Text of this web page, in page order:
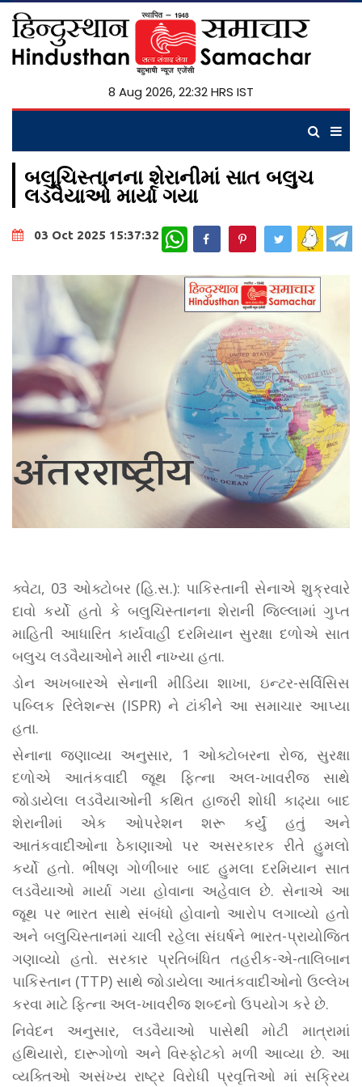
8 Aug 2026, 22:32 HRS IST
બલુચિસ્તાનના શેરાનીમાં સાત બલુચ
લડવૈયાઓ માર્યા ગયા
03 Oct 2025 15:37:32 WhatsApp
ક્વેટા, 03 ઓક્ટોબર (હિ.સ.): પાકિસ્તાની સેનાએ શુક્રવારે
દાવો કર્યો હતો કે બલુચિસ્તાનના શેરાની જિલ્લામાં ગુપ્ત
માહિતી આધારિત કાર્યવાહી દરમિયાન સુરક્ષા દળોએ સાત
બલુચ લડવૈયાઓને મારી નાખ્યા હતા.
ડોન અખબારએ સેનાની મીડિયા શાખા, ઇન્ટર-સર્વિસિસ
પબ્લિક રિલેશન્સ (ISPR) ને ટાંકીને આ સમાચાર આપ્યા
હતા.
સેનાના જણાવ્યા અનુસાર, 1 ઓક્ટોબરના રોજ, સુરક્ષા
દળોએ આતંકવાદી જૂથ ફિત્ના અલ-ખાવરીજ સાથે
જોડાયેલા લડવૈયાઓની કથિત હાજરી શોધી કાઢ્યા બાદ
શેરાનીમાં એક ઓપરેશન શરૂ કર્યું હતું અને
આતંકવાદીઓના ઠેકાણાઓ પર અસરકારક રીતે હુમલો
કર્યો હતો. ભીષણ ગોળીબાર બાદ હુમલા દરમિયાન સાત
લડવૈયાઓ માર્યા ગયા હોવાના અહેવાલ છે. સેનાએ આ
જૂથ પર ભારત સાથે સંબંધો હોવાનો આરોપ લગાવ્યો હતો
અને બલુચિસ્તાનમાં ચાલી રહેલા સંઘર્ષને ભારત-પ્રાયોજિત
ગણાવ્યો હતો. સરકાર પ્રતિબંધિત તહરીક-એ-તાલિબાન
પાકિસ્તાન (TTP) સાથે જોડાયેલા આતંકવાદીઓનો ઉલ્લેખ
કરવા માટે ફિત્ના અલ-ખાવરીજ શબ્દનો ઉપયોગ કરે છે.
નિવેદન અનુસાર, લડવૈયાઓ પાસેથી મોટી માત્રામાં
હથિયારો, દારૂગોળો અને વિસ્ફોટકો મળી આવ્યા છે. આ
વ્યક્તિઓ અસંખ્ય રાષ્ટ્ર વિરોધી પ્રવૃત્તિઓ માં સક્રિય